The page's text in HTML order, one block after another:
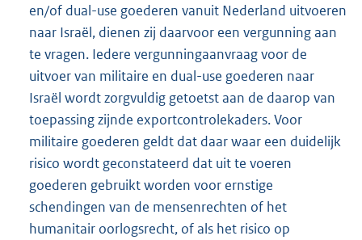
en/of dual-use goederen vanuit Nederland uitvoeren
naar Israël, dienen zij daarvoor een vergunning aan
te vragen. Iedere vergunningaanvraag voor de
uitvoer van militaire en dual-use goederen naar
Israël wordt zorgvuldig getoetst aan de daarop van
toepassing zijnde exportcontrolekaders. Voor
militaire goederen geldt dat daar waar een duidelijk
risico wordt geconstateerd dat uit te voeren
goederen gebruikt worden voor ernstige
schendingen van de mensenrechten of het
humanitair oorlogsrecht, of als het risico op